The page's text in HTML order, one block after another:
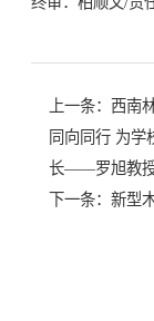
上一条： 西南
同向同行 为学
长——罗旭教
下一条： 新型